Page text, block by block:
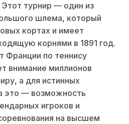
турнир — один из
шлема, который
кортах и имеет
корнями в 1891 год.
Франции по теннису
внимание миллионов
а для истинных
это — возможность
игроков и
на высшем